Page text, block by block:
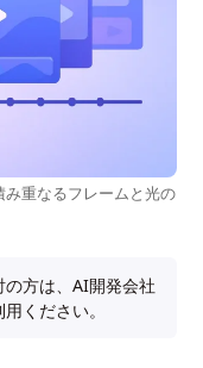
重なるフレームと光の
方は、AI開発会社
ください。